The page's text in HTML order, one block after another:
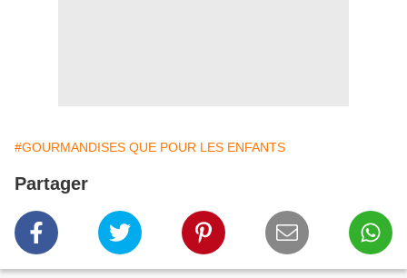
#GOURMANDISES QUE POUR LES ENFANTS
Partager